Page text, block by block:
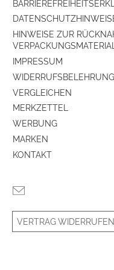
Bauform Stand-
Baßreflex-System ja
Ausstattung & Technik
Bauart Stereo-
Konnektivität
HINWEISE ZUR
VERPACKUNGSMATERIAL
IMPRESSUM
WIDERRUFSBELEHRUNG
VERGLEICHEN
MERKZETTEL
WERBUNG
MARKEN
KONTAKT
VERTRAG WIDERRUFEN